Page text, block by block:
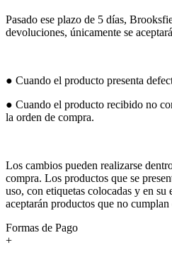
Pasado ese plazo de 5 días,
devoluciones, únicamente se
● Cuando el producto presenta
● Cuando el producto recibido no
la orden de compra.
Los cambios pueden realizarse
compra. Los productos que se
uso, con etiquetas colocadas y en
aceptarán productos que no
Formas de Pago
+